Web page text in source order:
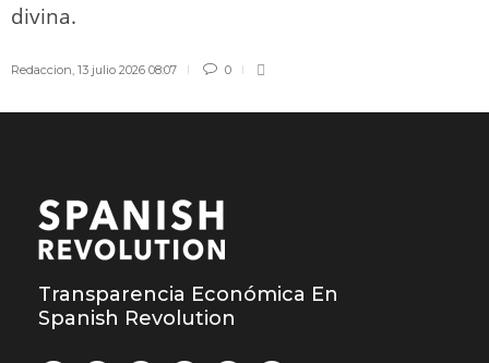
divina.
Redaccion 13 julio 2026 08:07 0
Transparencia Económica En
Spanish Revolution